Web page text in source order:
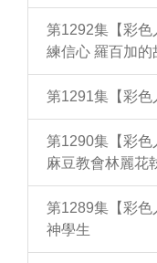
第1292集【彩色
練信心 羅百加的
第1291集【彩色
第1290集【彩色
麻豆教會林麗花
第1289集【彩色
神學生